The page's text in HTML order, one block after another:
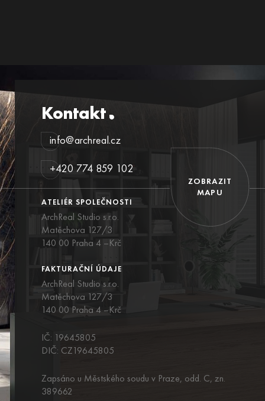
Kontakt
info@archreal.cz
+420 774 859 102
ZOBRAZIT
MAPU
ATELIÉR SPOLEČNOSTI
ArchReal Studio s.r.o.
Matěchova 127/3
140 00 Praha 4 –Krč
FAKTURAČNÍ ÚDAJE
ArchReal Studio s.r.o.
Matěchova 127/3
140 00 Praha 4 –Krč
IČ: 19645805
DIČ: CZ19645805
Zapsáno u Městského soudu v Praze, odd. C, zn.
389662